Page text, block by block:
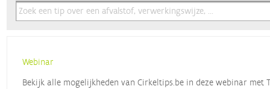
Webinar
Bekijk alle mogelijkheden van Cirkeltips.be in deze webinar met